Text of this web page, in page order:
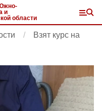
и
области
Взят курс на